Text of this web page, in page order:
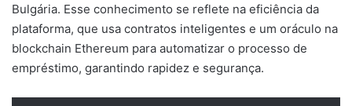
Bulgária. Esse conhecimento se reflete na eficiência da
plataforma, que usa contratos inteligentes e um oráculo na
blockchain Ethereum para automatizar o processo de
empréstimo, garantindo rapidez e segurança.